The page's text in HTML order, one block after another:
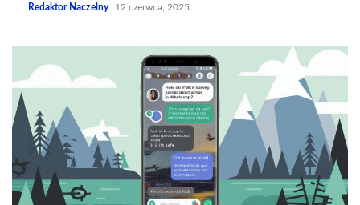
Redaktor Naczelny 12 czerwca, 2025